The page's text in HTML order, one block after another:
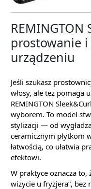
REMINGTON
prostowanie
urządzeniu
Jeśli szukasz
włosy, ale też pomaga
REMINGTON
wyborem. To model
stylizacji — od
ceramicznym płytkom
łatwością, co ułatwia
efektowi.
W praktyce oznacza to,
wizycie u fryzjera”, bez